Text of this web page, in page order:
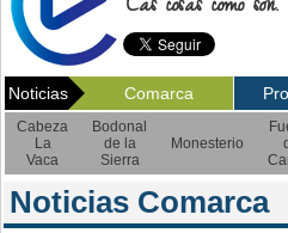
Las cosas como son.
Noticias Comarca
Cabeza
La
Vaca
Bodonal
de la
Sierra
Monesterio
Noticias Comarca